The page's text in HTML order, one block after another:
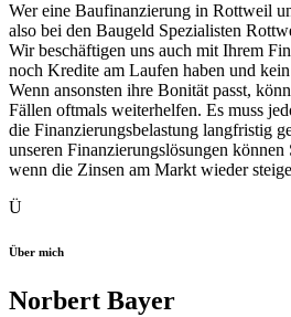
Wer eine Baufinanzierung in Rottweil
also bei den Baugeld Spezialisten
Wir beschäftigen uns auch mit Ihrem
noch Kredite am Laufen haben und
Wenn ansonsten ihre Bonität passt,
Fällen oftmals weiterhelfen. Es muss
die Finanzierungsbelastung langfristig
unseren Finanzierungslösungen
wenn die Zinsen am Markt wieder
Ü
Über mich
Norbert Bayer